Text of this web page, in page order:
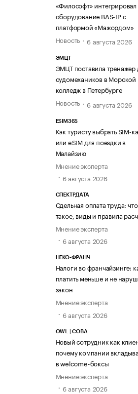
«Философт» интегрировал
оборудование BAS-IP с
платформой «Мажордом»
Новость
6 августа 2026
ЭМЦТ
ЭМЦТ поставила тренажер
судомехаников в Морской
колледж в Петербурге
Новость
6 августа 2026
ESIM365
Как туристу выбрать SIM-
или eSIM для поездки в
Малайзию
Мнение эксперта
6 августа 2026
СПЕКТРДАТА
Сдельная оплата труда:
такое, виды и правила
Мнение эксперта
6 августа 2026
НЕКО-ФРАНЧ
Налоги во франчайзинге:
платить меньше и не
закон
Мнение эксперта
6 августа 2026
OWL | СОВА
Новый сотрудник как
почему компании
в welcome-боксы
Мнение эксперта
6 августа 2026